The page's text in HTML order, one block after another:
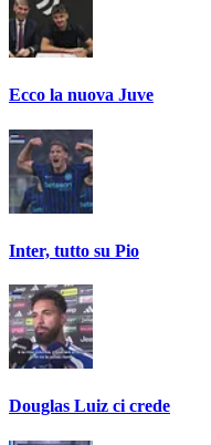
Ecco la nuova Juve
Inter, tutto su Pio
Douglas Luiz ci crede